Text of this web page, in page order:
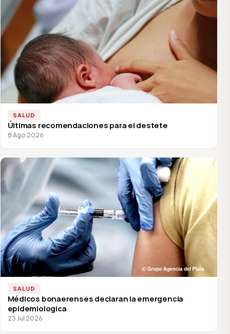
SALUD
Últimas recomendaciones para el destete
8 Ago 2026
SALUD
Médicos bonaerenses declaran la emergencia
epidemiologica
23 Jul 2026